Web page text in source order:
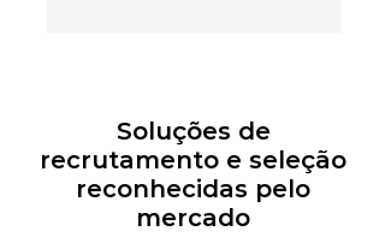
Soluções de
recrutamento e seleção
reconhecidas pelo
mercado